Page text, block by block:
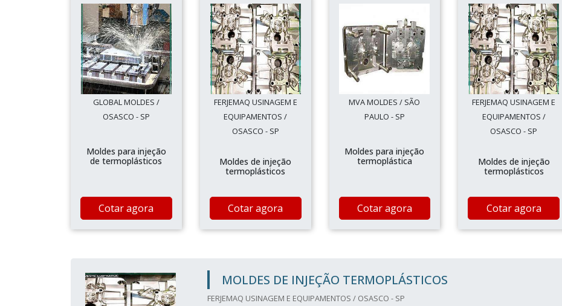
GLOBAL MOLDES /
OSASCO - SP
Moldes para injeção
de termoplásticos
Cotar agora
FERJEMAQ USINAGEM E
EQUIPAMENTOS /
OSASCO - SP
Moldes de injeção
termoplásticos
Cotar agora
MVA MOLDES / SÃO
PAULO - SP
Moldes para injeção
termoplástica
Cotar agora
FERJEMAQ USINAGEM E
EQUIPAMENTOS /
OSASCO - SP
Moldes de injeção
termoplásticos
Cotar agora
MOLDES DE INJEÇÃO TERMOPLÁSTICOS
FERJEMAQ USINAGEM E EQUIPAMENTOS / OSASCO - SP